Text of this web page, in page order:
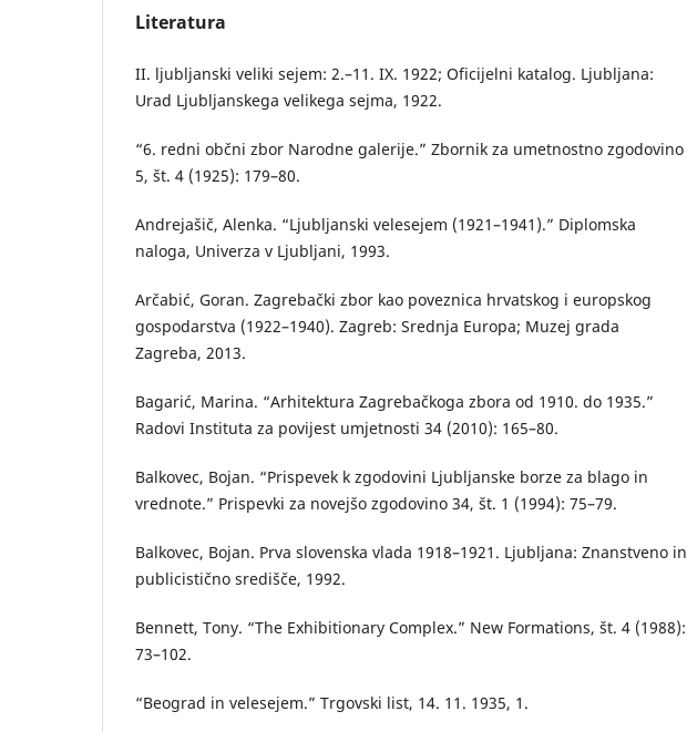
Literatura
II. ljubljanski veliki sejem: 2.–11. IX. 1922; Oficijelni katalog. Ljubljana:
Urad Ljubljanskega velikega sejma, 1922.
“6. redni občni zbor Narodne galerije.” Zbornik za umetnostno zgodovino
5, št. 4 (1925): 179–80.
Andrejašič, Alenka. “Ljubljanski velesejem (1921–1941).” Diplomska
naloga, Univerza v Ljubljani, 1993.
Arčabić, Goran. Zagrebački zbor kao poveznica hrvatskog i europskog
gospodarstva (1922–1940). Zagreb: Srednja Europa; Muzej grada
Zagreba, 2013.
Bagarić, Marina. “Arhitektura Zagrebačkoga zbora od 1910. do 1935.”
Radovi Instituta za povijest umjetnosti 34 (2010): 165–80.
Balkovec, Bojan. “Prispevek k zgodovini Ljubljanske borze za blago in
vrednote.” Prispevki za novejšo zgodovino 34, št. 1 (1994): 75–79.
Balkovec, Bojan. Prva slovenska vlada 1918–1921. Ljubljana: Znanstveno in
publicistično središče, 1992.
Bennett, Tony. “The Exhibitionary Complex.” New Formations, št. 4 (1988):
73–102.
“Beograd in velesejem.” Trgovski list, 14. 11. 1935, 1.